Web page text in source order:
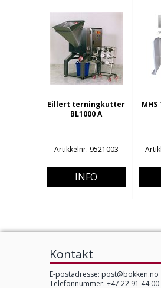
Eillert terningkutter
BL1000 A
Artikkelnr: 9521003
INFO
Kontakt
E-postadresse: post@bokken.no
Telefonnummer: +47 22 91 44 00